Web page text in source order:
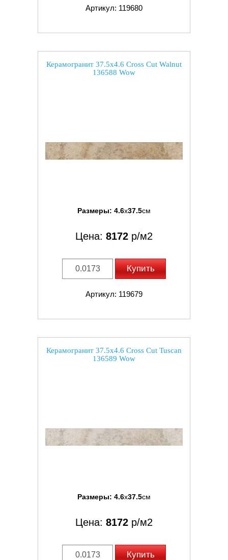
Артикул: 119680
Керамогранит 37.5x4.6 Cross Cut Walnut
136588 Wow
Размеры: 4.6x37.5см
Цена: 8172 р/м2
Купить
Артикул: 119679
Керамогранит 37.5x4.6 Cross Cut Tuscan
136589 Wow
Размеры: 4.6x37.5см
Цена: 8172 р/м2
Купить